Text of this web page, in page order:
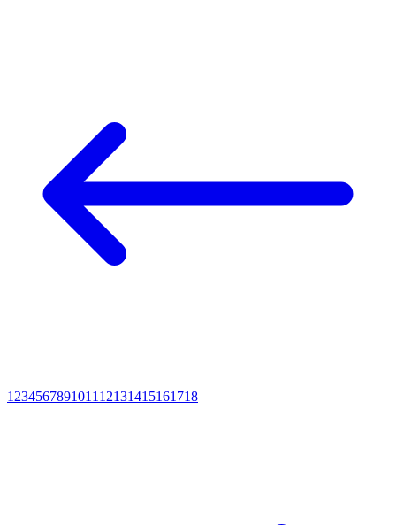
1 234567891011 12131415161718